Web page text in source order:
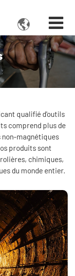

qualifié d'outils
comprend plus de
magnétiques
produits sont
chimiques,
du monde entier.